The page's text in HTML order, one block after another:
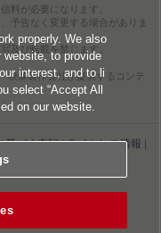
料が必要になります。
予告なく変更する場合がありま
及び転載を禁じます。
映像製作会社が提供するコンテ
基づく表記|ライセンス情報
properly. We also
to provide
interest, and to li
select “Accept All
on our website.